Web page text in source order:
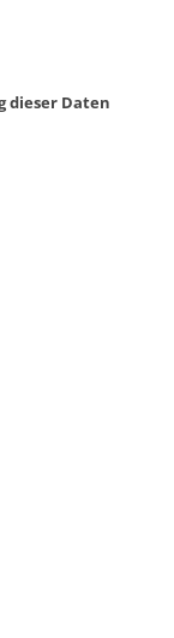
dieser Daten